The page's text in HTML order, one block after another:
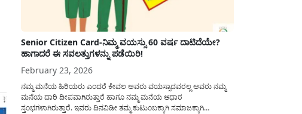
Senior Citizen Card-ನಿಮ್ಮ ವಯಸ್ಸು 60 ವರ್ಷ ದಾಟಿದೆಯೇ?
ಹಾಗಾದರೆ ಈ ಸವಲತ್ತುಗಳನ್ನು ಪಡೆಯಿರಿ!
February 23, 2026
ನಮ್ಮ ಮನೆಯ ಹಿರಿಯರು ಎಂದರೆ ಕೇವಲ ಅವರು ವಯಸ್ಸಾದವರಲ್ಲ ಅವರು ನಮ್ಮ
ಮನೆಯ ದಾರಿ ದೀಪವಾಗಿರುತ್ತಾರೆ ಹಾಗೂ ನಮ್ಮ ಮನೆಯ ಆಧಾರ
ಸ್ತಂಭಗಳಾಗಿರುತ್ತಾರೆ. ಇವರು ದಿನವಿಡೀ ತಮ್ಮ ಕುಟುಂಬಕ್ಕಾಗಿ ಸಮಾಜಕ್ಕಾಗಿ